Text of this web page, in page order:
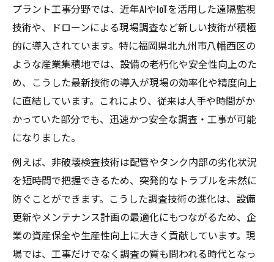
ト
調査精度を高めるためのプラント工事ノウ
ハウ
プラント工事調査と実績の関係を徹底解説
八幡西区におけるプラント工事の注目ポイント
プラント工事が八幡西区で注目される背景
地域密着型プラント工事調査の強みとは
八幡西区で選ばれるプラント工事調査手法
プラント工事調査が地域産業に与える影響
八幡西区でのプラント工事調査の実例紹介
信頼できる企業探しに役立つ調査手法とは
プラント工事で信頼性を高める調査手法解
プラント工事分野では、近年AIやIoTを活用した遠隔監視
技術や、ドローンによる現場調査など新しい技術が積極
的に導入されています。特に福岡県北九州市八幡西区の
ような産業集積地では、設備の老朽化や安全性向上のた
め、こうした最新技術の導入が現場の効率化や精度向上
に直結しています。これにより、従来は人手や時間がか
かっていた部分でも、迅速かつ安全な調査・工事が可能
になりました。
例えば、非破壊検査技術は配管やタンク内部の劣化状況
を短時間で把握できるため、突発的なトラブルを未然に
防ぐことができます。こうした調査技術の進化は、設備
更新やメンテナンス計画の最適化にもつながるため、企
業の資産保全や生産性向上に大きく貢献しています。現
場では、工事だけでなく調査の質も問われる時代となっ